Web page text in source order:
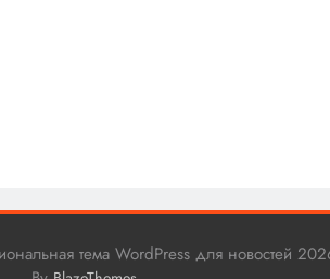
тема WordPress для новостей